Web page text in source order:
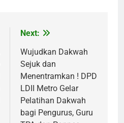
Next:
Wujudkan Dakwah
Sejuk dan
Menentramkan ! DPD
LDII Metro Gelar
Pelatihan Dakwah
bagi Pengurus, Guru